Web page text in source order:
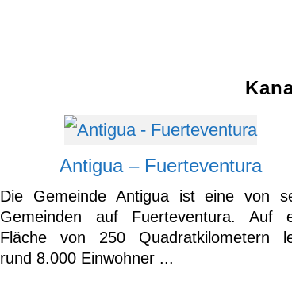
Antigua – Fuerteventura
Die Gemeinde Antigua ist eine von
Gemeinden auf Fuerteventura. Auf
Fläche von 250 Quadratkilometern
rund 8.000 Einwohner ...